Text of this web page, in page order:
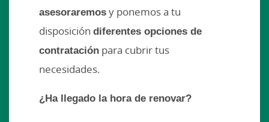
asesoraremosy ponemos a tu
disposición diferentes opciones de
contratación para cubrir tus
necesidades.
¿Ha llegado la hora de renovar?